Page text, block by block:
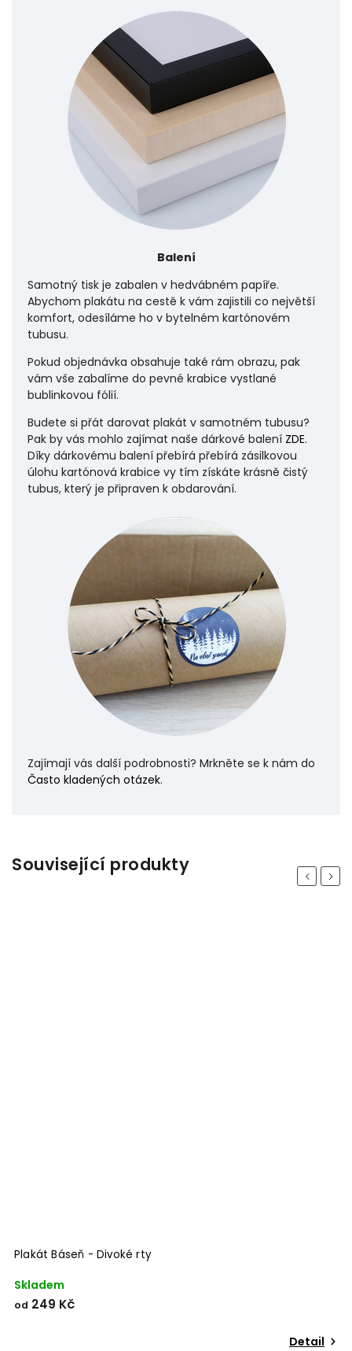
Balení
Samotný tisk je zabalen v hedvábném papíře.
Abychom plakátu na cestě k vám zajistili co největší
komfort, odesíláme ho v bytelném kartónovém
tubusu.
Pokud objednávka obsahuje také rám obrazu, pak
vám vše zabalíme do pevné krabice vystlané
bublinkovou fólií.
Budete si přát darovat plakát v samotném tubusu?
Pak by vás mohlo zajímat naše dárkové balení ZDE.
Díky dárkovému balení přebírá přebírá zásilkovou
úlohu kartónová krabice vy tím získáte krásně čistý
tubus, který je připraven k obdarování.
Zajímají vás další podrobnosti? Mrkněte se k nám do
Často kladených otázek.
Související produkty Previous
Plakát Báseň - Divoké rty
Skladem
od 249 Kč
Detail
Next